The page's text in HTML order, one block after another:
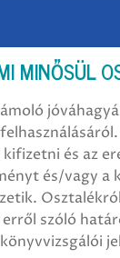
MINŐSÜL
és az
és/vagy a
szóló